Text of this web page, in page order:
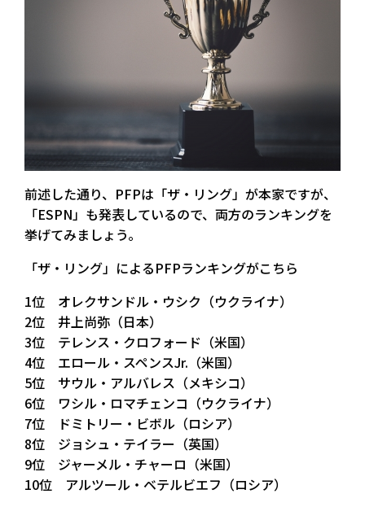
前述した通り、PFPは「ザ・リング」が本家ですが、
「ESPN」も発表しているので、両方のランキングを
挙げてみましょう。
「ザ・リング」によるPFPランキングがこちら
1位 オレクサンドル・ウシク（ウクライナ）
2位 井上尚弥（日本）
3位 テレンス・クロフォード（米国）
4位 エロール・スペンスJr.（米国）
5位 サウル・アルバレス（メキシコ）
6位 ワシル・ロマチェンコ（ウクライナ）
7位 ドミトリー・ビボル（ロシア）
8位 ジョシュ・テイラー（英国）
9位 ジャーメル・チャーロ（米国）
10位 アルツール・ベテルビエフ（ロシア）